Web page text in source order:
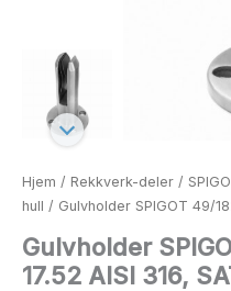
Hjem / Rekkverk-deler /
hull / Gulvholder SPIGOT 49/
Gulvholder
17.52 AISI 316,